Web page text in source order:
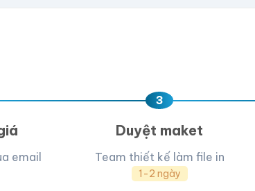
email
3
Duyệt maket
Team thiết kế làm file in
1-2 ngày